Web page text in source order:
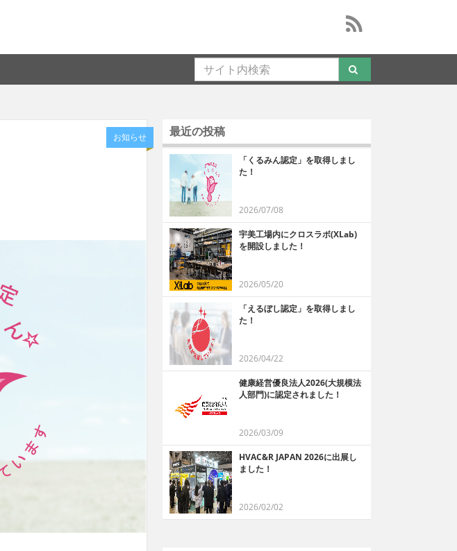
お知らせ 最近の投稿
「くるみん認定」を取得しまし
た！
2026/07/08
宇美工場内にクロスラボ(XLab)
を開設しました！
2026/05/20
「えるぼし認定」を取得しまし
た！
2026/04/22
健康経営優良法人2026(大規模法
人部門)に認定されました！
2026/03/09
HVAC&R JAPAN 2026に出展し
ました！
2026/02/02